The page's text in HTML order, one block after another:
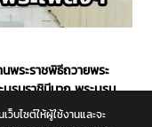
พระราชพิธีถวายพระ
รมราชินีนาถ พระบรม
ว็บไซต์ให้ผู้ใช้งานและจะ